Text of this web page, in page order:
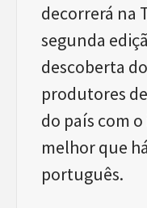
decorrerá na
segunda
descoberta
produtores
do país com
melhor que
português.